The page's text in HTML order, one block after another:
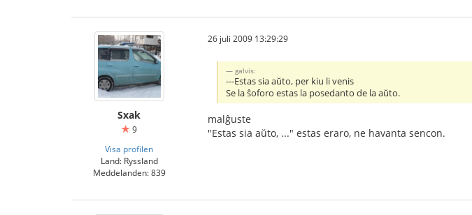
Sxak
9
Visa profilen
Land: Ryssland
Meddelanden: 839
26 juli 2009 13:29:29
galvis:
---Estas sia aŭto, per kiu li venis
Se la ŝoforo estas la posedanto de la aŭto.
malĝuste
"Estas sia aŭto, ..." estas eraro, ne havanta sencon.